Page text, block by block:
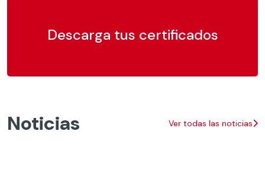
Descarga tus certificados
Noticias Ver todas las noticias